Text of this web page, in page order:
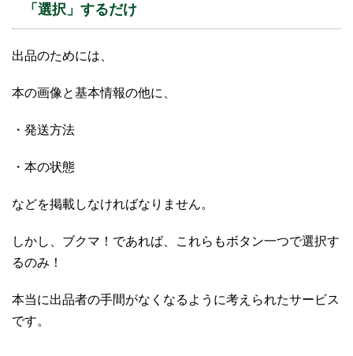
「選択」するだけ
出品のためには、
本の画像と基本情報の他に、
・発送方法
・本の状態
などを掲載しなければなりません。
しかし、ブクマ！であれば、これらもボタン一つで選択す
るのみ！
本当に出品者の手間がなくなるように考えられたサービス
です。